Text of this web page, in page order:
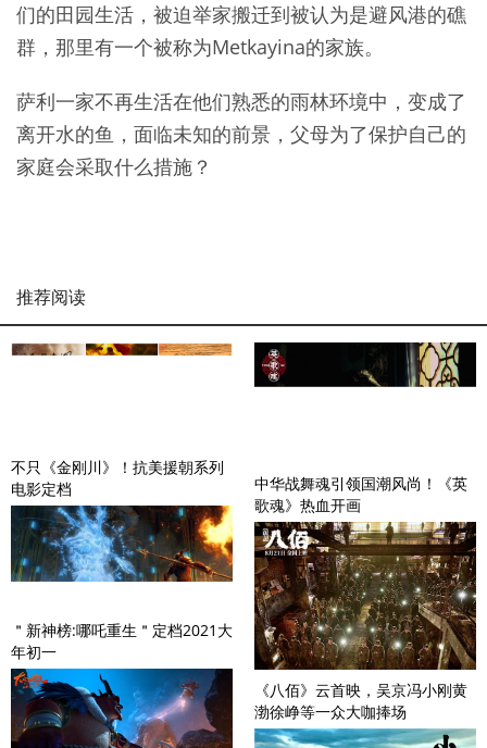
们的田园生活，被迫举家搬迁到被认为是避风港的礁
群，那里有一个被称为Metkayina的家族。
萨利一家不再生活在他们熟悉的雨林环境中，变成了
离开水的鱼，面临未知的前景，父母为了保护自己的
家庭会采取什么措施？
推荐阅读
不只《金刚川》！抗美援朝系列
电影定档
＂新神榜:哪吒重生＂定档2021大
年初一
中华战舞魂引领国潮风尚！《英
歌魂》热血开画
《八佰》云首映，吴京冯小刚黄
渤徐峥等一众大咖捧场